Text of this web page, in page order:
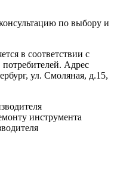
по выбору и
в соответствии с
Адрес
ул. Смоляная, д.15,
инструмента